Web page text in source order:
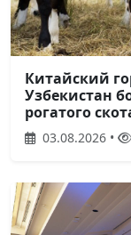
Китайский
Узбекистан
рогатого
03.08.2026 •